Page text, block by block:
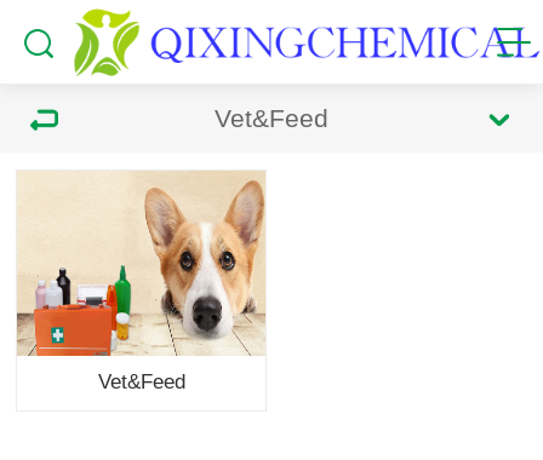
Vet&Feed
Vet&Feed